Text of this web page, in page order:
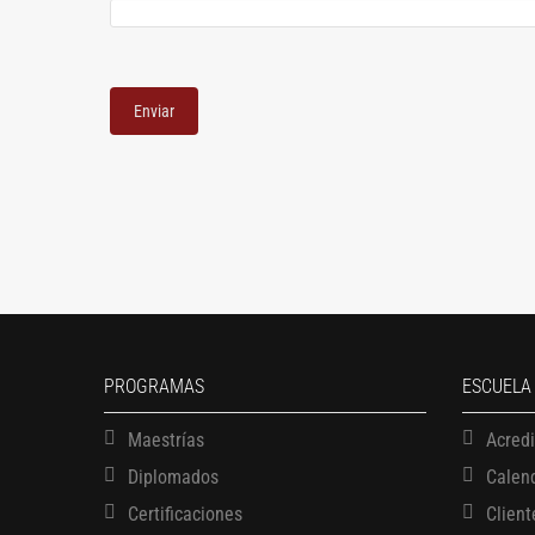
PROGRAMAS
Maestrías
Diplomados
Certificaciones